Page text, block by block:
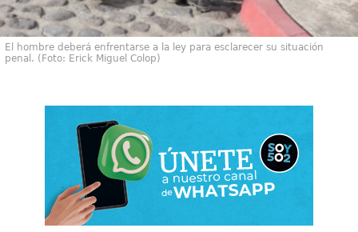
El hombre deberá enfrentarse a la ley para esclarecer su situación
penal. (Foto: Erick Miguel Colop)